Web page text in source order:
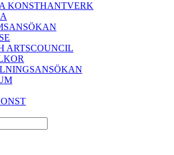
KONSTHANTVERK
ARTSCOUNCIL